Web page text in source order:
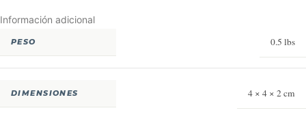
Información adicional
PESO 0.5 lbs
DIMENSIONES 4 × 4 × 2 cm